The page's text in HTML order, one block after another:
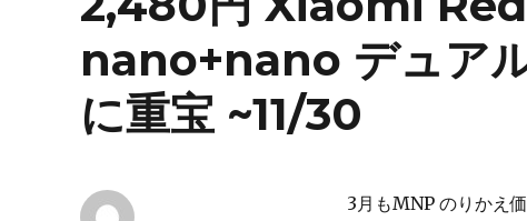
nano+nano デュア
に重宝 ~11/30
3月もMNP のりかえ